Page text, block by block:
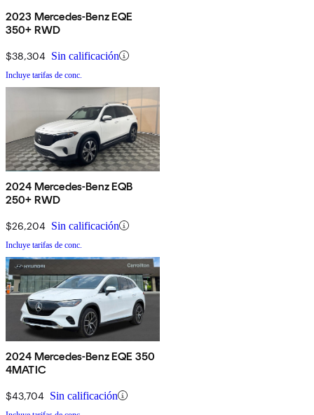
2023 Mercedes-Benz EQE
350+ RWD
$38,304 Sin calificación
Incluye tarifas de conc.
2024 Mercedes-Benz EQB
250+ RWD
$26,204 Sin calificación
Incluye tarifas de conc.
2024 Mercedes-Benz EQE 350
4MATIC
$43,704 Sin calificación